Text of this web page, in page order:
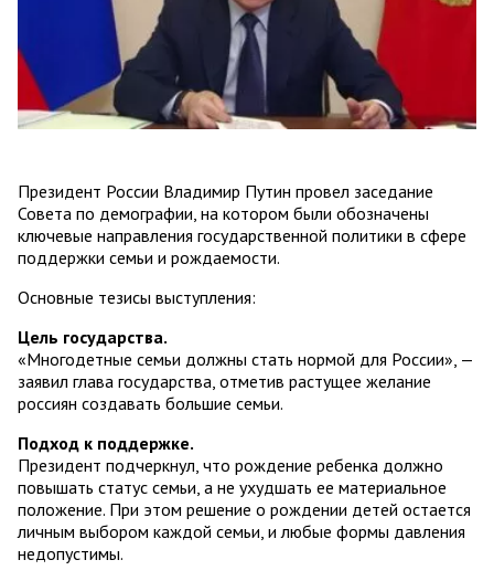
Президент России Владимир Путин провел заседание
Совета по демографии, на котором были обозначены
ключевые направления государственной политики в сфере
поддержки семьи и рождаемости.
Основные тезисы выступления:
Цель государства.
«Многодетные семьи должны стать нормой для России», —
заявил глава государства, отметив растущее желание
россиян создавать большие семьи.
Подход к поддержке.
Президент подчеркнул, что рождение ребенка должно
повышать статус семьи, а не ухудшать ее материальное
положение. При этом решение о рождении детей остается
личным выбором каждой семьи, и любые формы давления
недопустимы.